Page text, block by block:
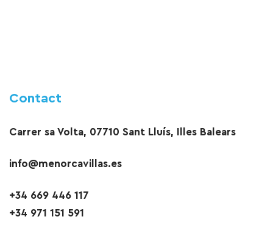
Contact
Carrer sa Volta, 07710 Sant Lluís, Illes Balears
info@menorcavillas.es
+34 669 446 117
+34 971 151 591